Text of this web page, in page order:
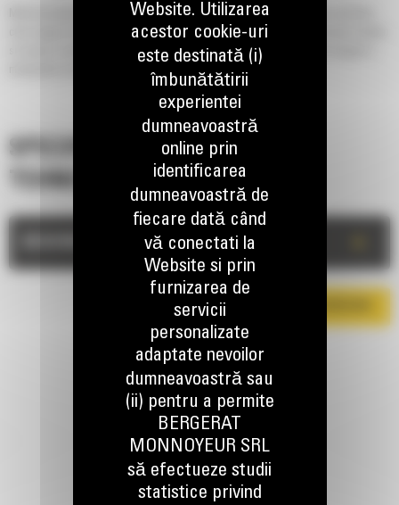
Miniincarcatorul pe roti Cat® 272D3 dispune de un sistem cu ridicare verticala,
care asigura inaltime si capacitati de ridicare superioare pentru incarcarea rapida
si usoara a camioanelor. Stabilitatea si performantele sale de ridicare asigura o
manipulare excelenta a materialelor.
SPECIFICATII
TEHNICE
TINEM LEGATURA
Website. Utilizarea
acestor cookie-uri
este destinată (i)
îmbunătătirii
experientei
dumneavoastră
online prin
identificarea
dumneavoastră de
fiecare dată când
vă conectati la
Website si prin
furnizarea de
servicii
personalizate
adaptate nevoilor
dumneavoastră sau
(ii) pentru a permite
BERGERAT
MONNOYEUR SRL
să efectueze studii
statistice privind